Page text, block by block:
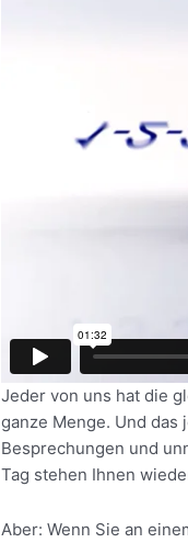
Jeder von uns hat die
ganze Menge. Und das
Besprechungen und
Tag stehen Ihnen
Aber: Wenn Sie an